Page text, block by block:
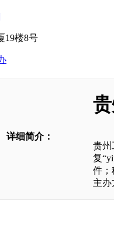
19楼8号
详细简介：
贵州
复
件；
主办